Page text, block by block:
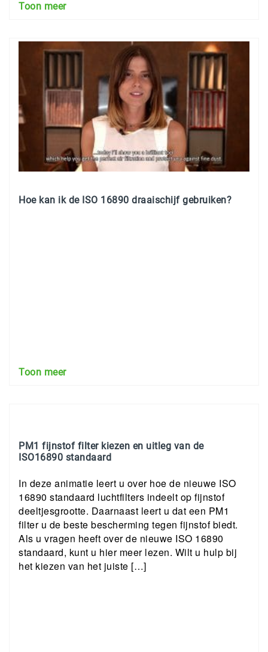
Toon meer
Hoe kan ik de ISO 16890 draaischijf gebruiken?
Toon meer
PM1 fijnstof filter kiezen en uitleg van de
ISO16890 standaard
In deze animatie leert u over hoe de nieuwe ISO
16890 standaard luchtfilters indeelt op fijnstof
deeltjesgrootte. Daarnaast leert u dat een PM1
filter u de beste bescherming tegen fijnstof biedt.
Als u vragen heeft over de nieuwe ISO 16890
standaard, kunt u hier meer lezen. Wilt u hulp bij
het kiezen van het juiste […]